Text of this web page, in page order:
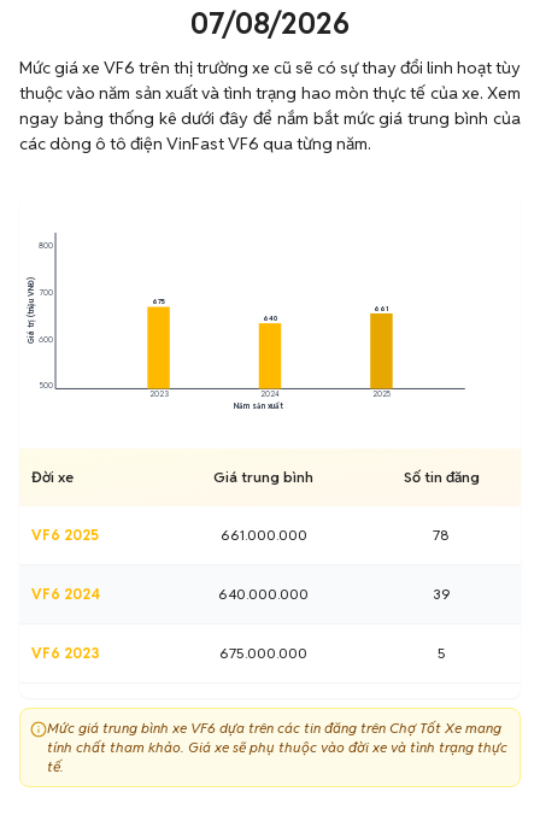
07/08/2026
Mức giá xe VF6 trên thị trường xe cũ sẽ có sự thay đổi linh hoạt tùy
thuộc vào năm sản xuất và tình trạng hao mòn thực tế của xe. Xem
ngay bảng thống kê dưới đây để nắm bắt mức giá trung bình của
các dòng ô tô điện VinFast VF6 qua từng năm.
500
600
700
800
2023 2024 2025
675
640
661
Giá trị (triệu VNĐ)
Năm sản xuất
Đời xe Giá trung bình Số tin đăng
VF6 2025 661.000.000 78
VF6 2024 640.000.000 39
VF6 2023 675.000.000 5
Mức giá trung bình xe VF6 dựa trên các tin đăng trên Chợ Tốt Xe mang
tính chất tham khảo. Giá xe sẽ phụ thuộc vào đời xe và tình trạng thực
tế.